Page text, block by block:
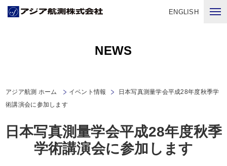
ENGLISH
NEWS
アジア航測 ホーム イベント情報
日本写真測量学会平成28年度秋季学
術講演会に参加します
日本写真測量学会平成28年度秋季
学術講演会に参加します